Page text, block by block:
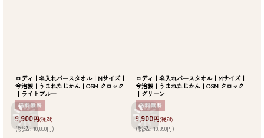
ロディ｜名入れバースタオル｜Mサイズ｜
今治製｜うまれたじかん｜OSM クロック
｜ライトブルー
9,900円(税別)
(税込: 10,890円)
ロディ｜名入れバースタオル｜Mサイズ｜
今治製｜うまれたじかん｜OSM クロック
｜グリーン
9,900円(税別)
(税込: 10,890円)